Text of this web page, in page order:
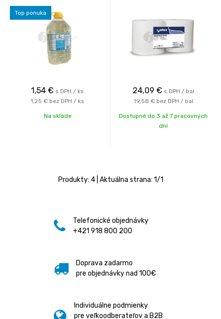
Top ponuka
1,54 € s DPH / ks
1,25 € bez DPH / ks
Na sklade
24,09 € s DPH / bal
19,58 € bez DPH / bal
Dostupné do 3 až 7 pracovných
dní
Produkty: 4| Aktuálna strana: 1/1
Telefonické objednávky
+421 918 800 200
Doprava zadarmo
pre objednávky nad 100€
Individuálne podmienky
pre veľkoodberateľov a B2B